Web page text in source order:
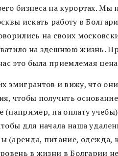
бизнеса на курортах. Мы
искать работу в
на своих
на здешнюю жизнь.
это была приемлемая
эмигрантов и вижу, что
чтобы получить
(например, на оплату
для начала наша
(аренда, питание, одежда,
в жизни в Болгарии